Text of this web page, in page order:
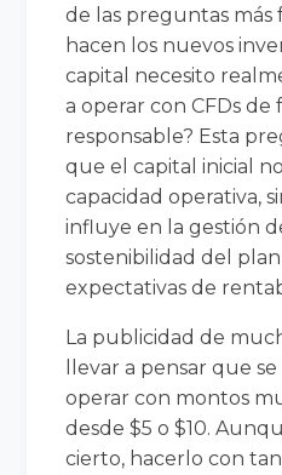
de las preguntas
hacen los nuevos
capital necesito
a operar con CFDs de
responsable? Esta
que el capital inicial
capacidad operativa,
influye en la gestión
sostenibilidad del
expectativas de
La publicidad de
llevar a pensar que
operar con montos
desde $5 o $10.
cierto, hacerlo con